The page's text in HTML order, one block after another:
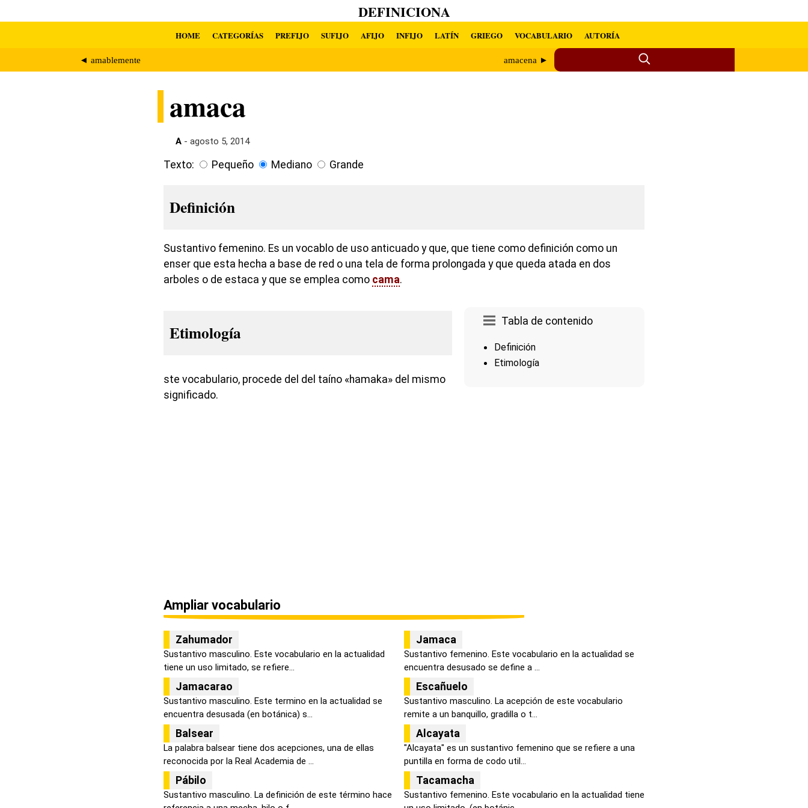
DEFINICIONA
HOME CATEGORÍAS PREFIJO SUFIJO AFIJO INFIJO LATÍN GRIEGO VOCABULARIO AUTORÍA
◄ amablemente amacena ►
amaca
A - agosto 5, 2014
Texto: Pequeño Mediano Grande
Definición
Sustantivo femenino. Es un vocablo de uso anticuado y que, que tiene como definición como un
enser que esta hecha a base de red o una tela de forma prolongada y que queda atada en dos
arboles o de estaca y que se emplea como cama.
Tabla de contenido
Definición
Etimología
Etimología
ste vocabulario, procede del del taíno «hamaka» del mismo
significado.
Ampliar vocabulario
Zahumador
Sustantivo masculino. Este vocabulario en la actualidad
tiene un uso limitado, se refiere...
Jamaca
Sustantivo femenino. Este vocabulario en la actualidad se
encuentra desusado se define a ...
Jamacarao
Sustantivo masculino. Este termino en la actualidad se
encuentra desusada (en botánica) s...
Escañuelo
Sustantivo masculino. La acepción de este vocabulario
remite a un banquillo, gradilla o t...
Balsear
La palabra balsear tiene dos acepciones, una de ellas
reconocida por la Real Academia de ...
Alcayata
"Alcayata" es un sustantivo femenino que se refiere a una
puntilla en forma de codo util...
Pábilo
Sustantivo masculino. La definición de este término hace
Tacamacha
Sustantivo femenino. Este vocabulario en la actualidad tiene